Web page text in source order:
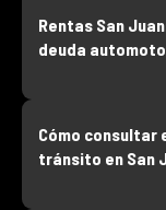
Rentas San
deuda
Cómo consultar
tránsito en San